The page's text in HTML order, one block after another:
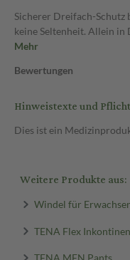
Sicherer Dreifach-Schutz
keine Seltenheit. Allein
Mehr
Bewertungen
Hinweistexte und
Dies ist ein
Weitere Produkte aus:
Windel für
TENA Flex
TENA MEN Pants